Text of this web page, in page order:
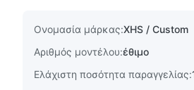
Ονομασία μάρκας:XHS / Custom
Αριθμός μοντέλου:έθιμο
Ελάχιστη ποσότητα παραγγελίας: